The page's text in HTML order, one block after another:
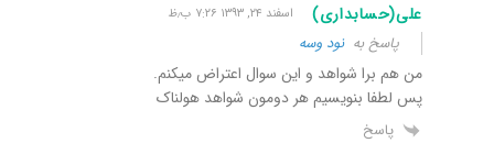
علی(حسابداری) اسفند ۲۴, ۱۳۹۳ ۷:۲۶ ب٫ظ
پاسخ بهنود وسه
من هم برا شواهد و این سوال اعتراض میکنم.
پس لطفا بنویسیم هر دومون شواهد هولناک
پاسخ